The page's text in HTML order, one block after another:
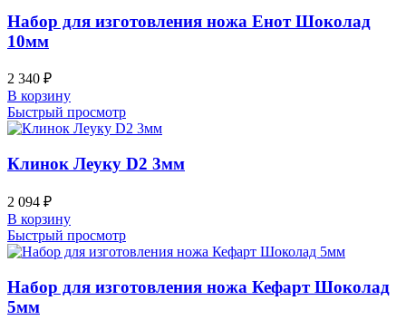
Набор для изготовления ножа Енот Шоколад
10мм
2 340 ₽
В корзину
Быстрый просмотр
Клинок Леуку D2 3мм
2 094 ₽
В корзину
Быстрый просмотр
Набор для изготовления ножа Кефарт Шоколад
5мм